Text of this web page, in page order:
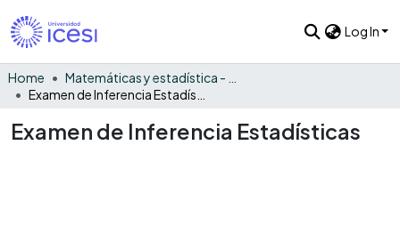
Log In
Home
Examen de Inferencia Estadísticas